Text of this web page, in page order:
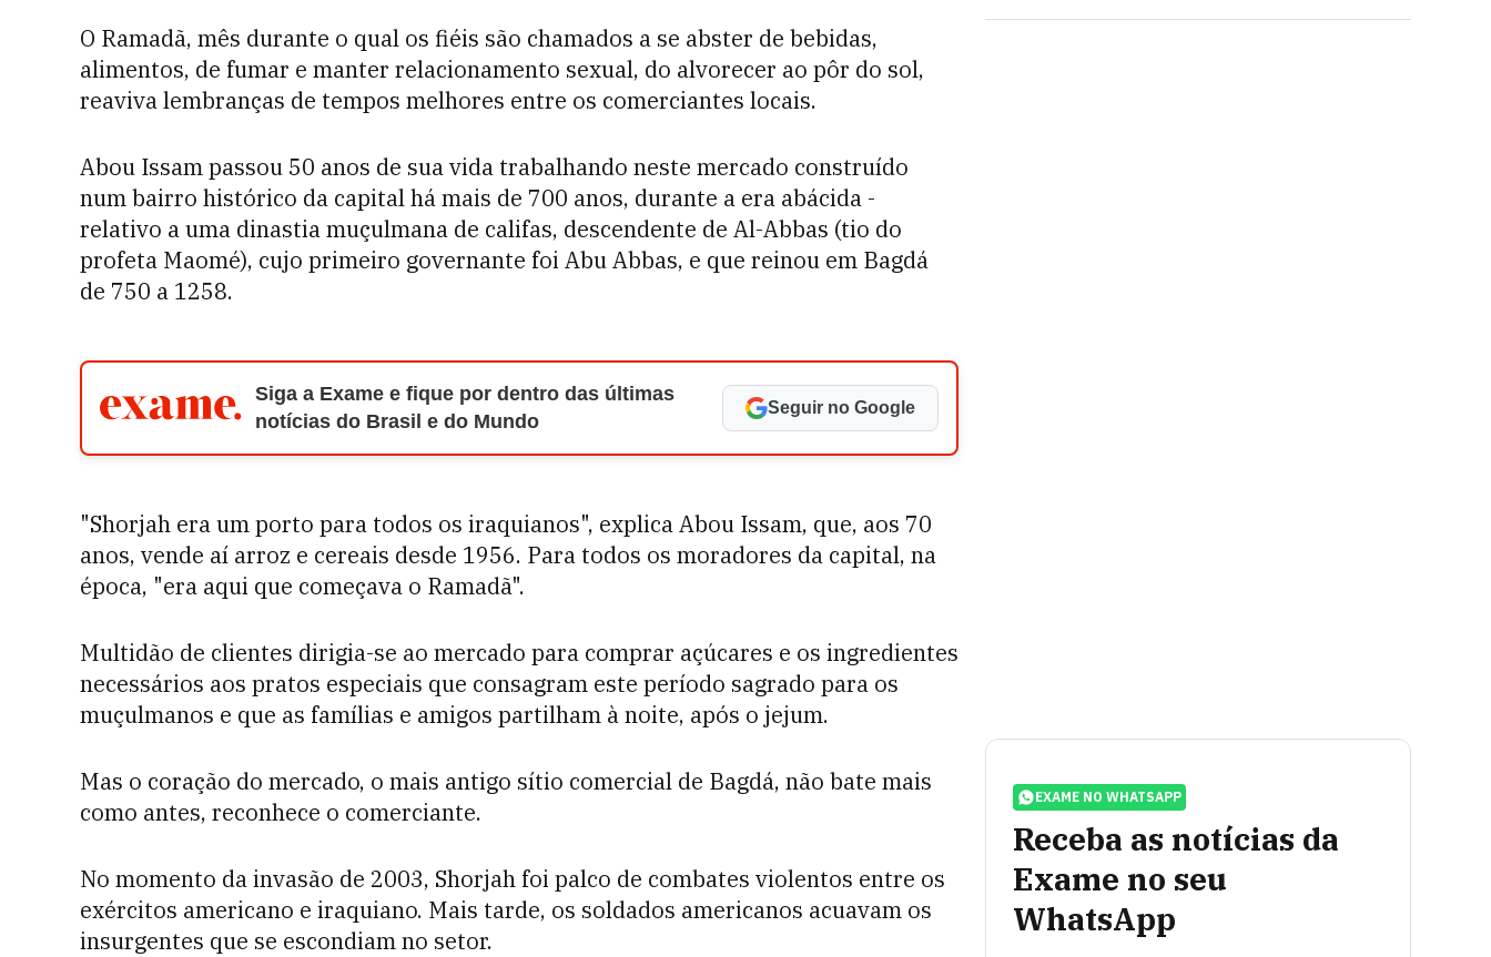
O Ramadã, mês durante o qual os fiéis são chamados a se abster de bebidas,
alimentos, de fumar e manter relacionamento sexual, do alvorecer ao pôr do sol,
reaviva lembranças de tempos melhores entre os comerciantes locais.
Abou Issam passou 50 anos de sua vida trabalhando neste mercado construído
num bairro histórico da capital há mais de 700 anos, durante a era abácida -
relativo a uma dinastia muçulmana de califas, descendente de Al-Abbas (tio do
profeta Maomé), cujo primeiro governante foi Abu Abbas, e que reinou em Bagdá
de 750 a 1258.
Siga a Exame e fique por dentro das últimas
notícias do Brasil e do Mundo
Seguir no Google
"Shorjah era um porto para todos os iraquianos", explica Abou Issam, que, aos 70
anos, vende aí arroz e cereais desde 1956. Para todos os moradores da capital, na
época, "era aqui que começava o Ramadã".
Multidão de clientes dirigia-se ao mercado para comprar açúcares e os ingredientes
necessários aos pratos especiais que consagram este período sagrado para os
muçulmanos e que as famílias e amigos partilham à noite, após o jejum.
Mas o coração do mercado, o mais antigo sítio comercial de Bagdá, não bate mais
como antes, reconhece o comerciante.
No momento da invasão de 2003, Shorjah foi palco de combates violentos entre os
exércitos americano e iraquiano. Mais tarde, os soldados americanos acuavam os
insurgentes que se escondiam no setor.
EXAME NO WHATSAPP
Receba as notícias da
Exame no seu
WhatsApp